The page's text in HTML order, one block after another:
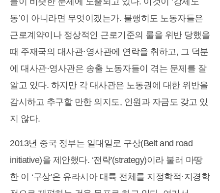
동’이 아니라면 무엇이겠는가. 불행히도 노동자들은
근로계약이나 정상적인 근로기준의 룰을 위반 당했을
때 주재국의 대사관·영사관에 연락을 취하고, 그 덕분
에 대사관·영사관은 송출 노동자들이 겪는 문제를 잘
알고 있다. 하지만 각 대사관은 노동권에 대한 위반을
감시하고 추구할 만한 의지도, 인원과 자금도 갖고 있
지 않다.
2013년 중국 정부는 일대일로 구상(Belt and road
initiative)을 제안했다. ‘전략'(strategy)이라 불러 마땅
한 이 ‘구상’은 유라시아 대륙 전체를 지정학적·지경학